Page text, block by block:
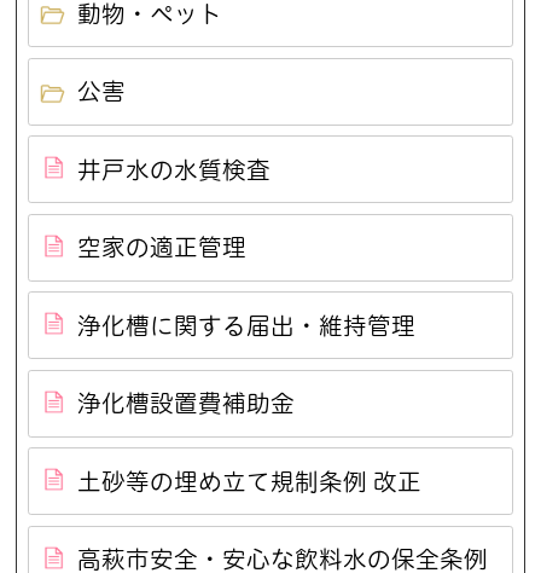
動物・ペット
公害
井戸水の水質検査
空家の適正管理
浄化槽に関する届出・維持管理
浄化槽設置費補助金
土砂等の埋め立て規制条例 改正
高萩市安全・安心な飲料水の保全条例